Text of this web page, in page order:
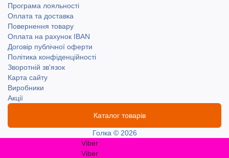
Програма лояльності
Оплата та доставка
Повернення товару
Оплата на рахунок IBAN
Договір публічної оферти
Політика конфіденційності
Зворотній зв'язок
Карта сайту
Виробники
Акції
Каталог товарів
Голка © 2026
Viber
Viber